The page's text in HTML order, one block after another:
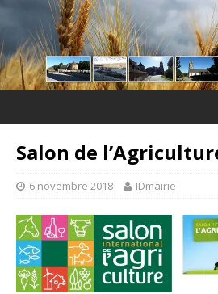
Salon de
6 novembre 2018 IDmairie